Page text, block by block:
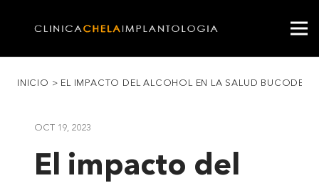
INICIO > EL IMPACTO DEL ALCOHOL EN LA SALUD
OCT 19, 2023
El impacto del